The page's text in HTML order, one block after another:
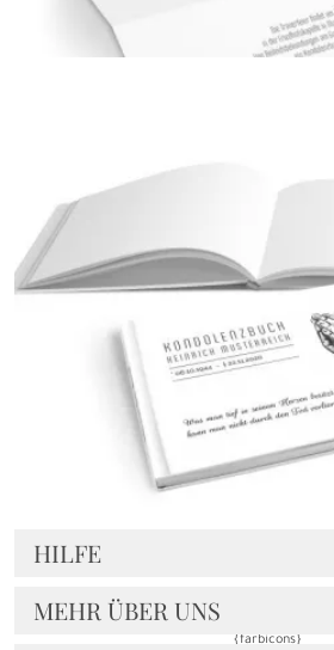
Trauerbriefe zur
{farbicons}
HILFE
MEHR ÜBER UNS